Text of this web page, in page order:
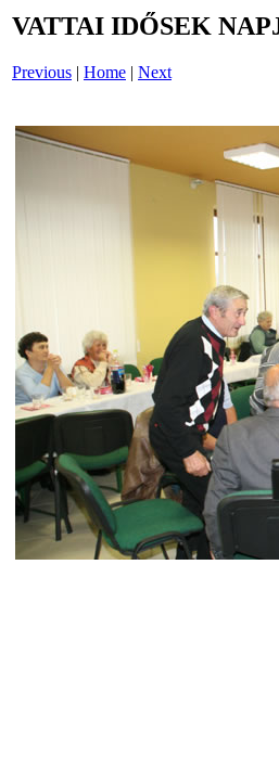
VATTAI IDŐSEK
Previous | Home | Next